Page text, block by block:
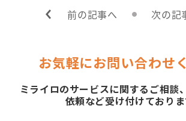
前の記事へ 次の記
お気軽にお問い合わせ
ミライロのサービスに関するご相談
依頼など受け付けておりま